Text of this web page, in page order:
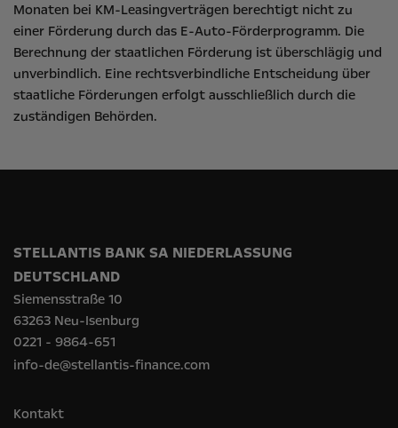
Monaten bei KM-Leasingverträgen berechtigt nicht zu
einer Förderung durch das E-Auto-Förderprogramm. Die
Berechnung der staatlichen Förderung ist überschlägig und
unverbindlich. Eine rechtsverbindliche Entscheidung über
staatliche Förderungen erfolgt ausschließlich durch die
zuständigen Behörden.
STELLANTIS BANK SA NIEDERLASSUNG
DEUTSCHLAND
Siemensstraße 10
63263 Neu-Isenburg
0221 - 9864-651
info-de@stellantis-finance.com
Kontakt